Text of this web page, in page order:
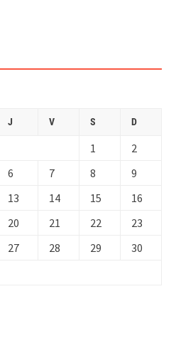
J V S D
1
2
6 7 8
9
13 14 15
16
20 21 22
23
27 28 29
30